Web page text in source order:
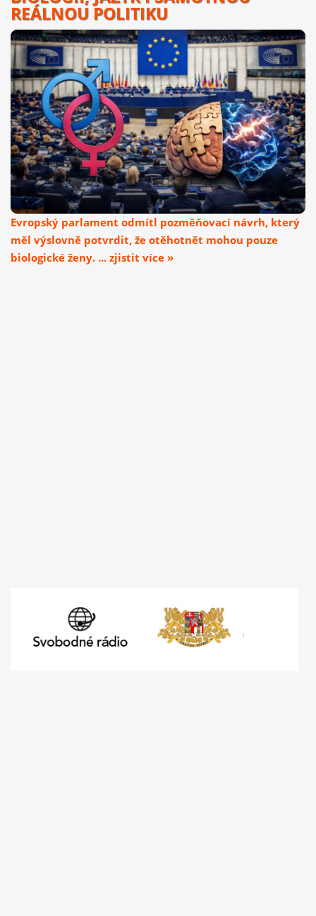
REÁLNOU POLITIKU
Evropský parlament odmítl pozměňovací návrh, který
měl výslovně potvrdit, že otěhotnět mohou pouze
biologické ženy. ... zjistit více »